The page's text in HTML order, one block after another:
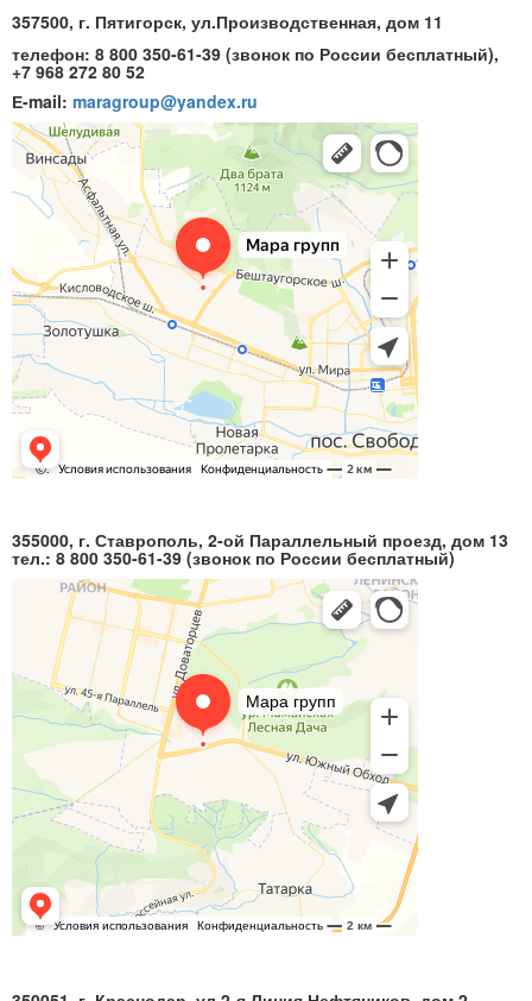
357500, г. Пятигорск, ул.Производственная, дом 11
телефон: 8 800 350-61-39 (звонок по России бесплатный),
+7 968 272 80 52
Е-mail: maragroup@yandex.ru
355000, г. Ставрополь, 2-ой Параллельный проезд, дом 13
тел.: 8 800 350-61-39 (звонок по России бесплатный)